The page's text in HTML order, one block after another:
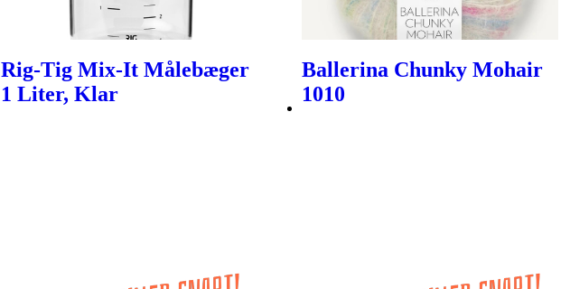
Rig-Tig Mix-It Målebæger
1 Liter, Klar
Ballerina Chunky Mohair
1010